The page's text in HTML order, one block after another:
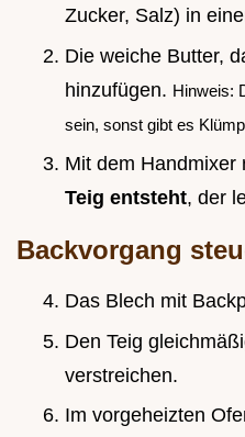
Zucker, Salz) in
Die weiche Butter,
hinzufügen. Hinweis:
sein, sonst gibt es
Mit dem Handmixer
Teig entsteht, der
Backvorgang
Das Blech mit
Den Teig
verstreichen.
Im vorgeheizten